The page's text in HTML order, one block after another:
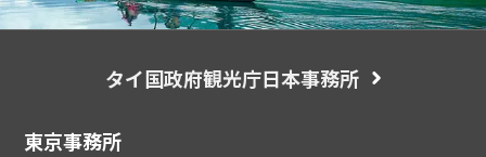
タイ国政府観光庁日本事務所
東京事務所